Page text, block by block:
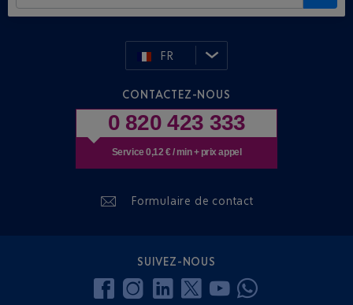
FR
CONTACTEZ-NOUS
0 820 423 333
Service 0,12 € / min + prix appel
Formulaire de contact
SUIVEZ-NOUS